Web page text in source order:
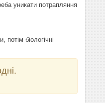
уникати потрапляння
біологічні